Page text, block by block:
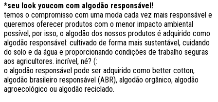
*seu look youcom com algodão responsável!
temos o compromisso com uma moda cada vez mais responsável e
queremos oferecer produtos com o menor impacto ambiental
possível, por isso, o algodão dos nossos produtos é adquirido como
algodão responsável: cultivado de forma mais sustentável, cuidando
do solo e da água e proporcionando condições de trabalho seguras
aos agricultores. incrível, né? (:
o algodão responsável pode ser adquirido como better cotton,
algodão brasileiro responsável (ABR), algodão orgânico, algodão
agroecológico ou algodão reciclado.